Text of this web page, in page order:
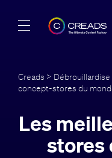
Offres
À propos
Creads > Débrouillardise
concept-stores du
Les
stores